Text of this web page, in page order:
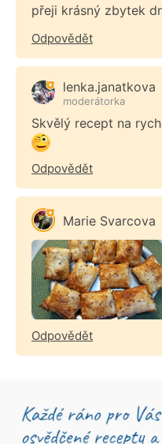
přeji krásný zbytek
Odpovědět
lenka.janatkova
moderátorka
Skvělý recept na
Odpovědět
Marie Svarcova
Odpovědět